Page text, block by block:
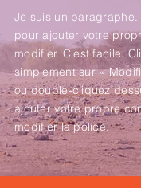
Je suis un
pour ajouter votre
modifier. C'est facile.
simplement sur «
ou double-cliquez
ajouter votre propre
modifier la police.